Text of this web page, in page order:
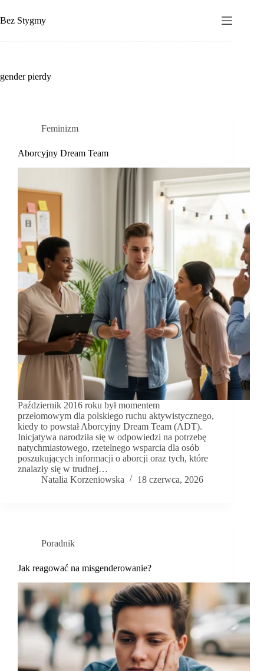
do
treści
Bez Stygmy
gender pierdy
Feminizm
Aborcyjny Dream Team
Październik 2016 roku był momentem
przełomowym dla polskiego ruchu aktywistycznego,
kiedy to powstał Aborcyjny Dream Team (ADT).
Inicjatywa narodziła się w odpowiedzi na potrzebę
natychmiastowego, rzetelnego wsparcia dla osób
poszukujących informacji o aborcji oraz tych, które
znalazły się w trudnej…
Natalia Korzeniowska
18 czerwca, 2026
Poradnik
Jak reagować na misgenderowanie?